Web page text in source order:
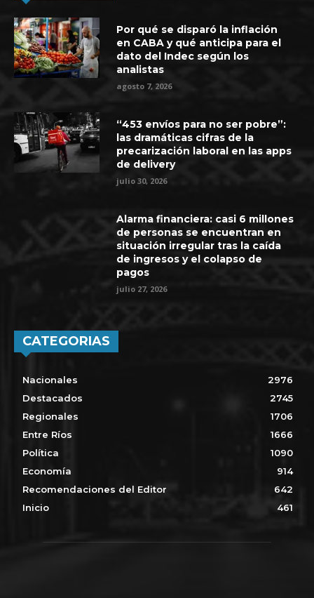
Por qué se disparó la inflación
en CABA y qué anticipa para el
dato del Indec según los
analistas
agosto 7, 2026
“453 envíos para no ser pobre”:
las dramáticas cifras de la
precarización laboral en las apps
de delivery
julio 30, 2026
Alarma financiera: casi 6 millones
de personas se encuentran en
situación irregular tras la caída
de ingresos y el colapso de
pagos
julio 27, 2026
CATEGORIAS
Nacionales
2976
Destacados
2745
Regionales
1706
Entre Ríos
1666
Política
1090
Economía
914
Recomendaciones del Editor
642
Inicio
461